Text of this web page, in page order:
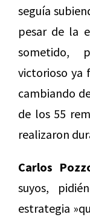
seguía
pesar de la
sometido,
victorioso ya
cambiando
de los 55
realizaron
Carlos
suyos,
estrategia